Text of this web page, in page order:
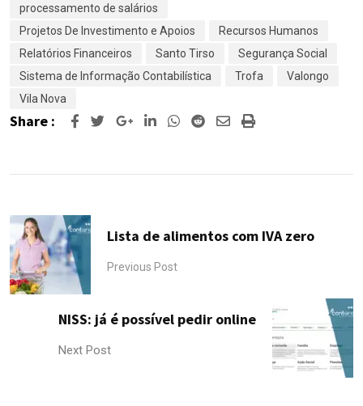
processamento de salários
Projetos De Investimento e Apoios
Recursos Humanos
Relatórios Financeiros
Santo Tirso
Segurança Social
Sistema de Informação Contabilística
Trofa
Valongo
Vila Nova
Share : Google+LinkedInWhatsapp
RedditSharePrint
Lista de alimentos com IVA zero
Previous Post
NISS: já é possível pedir online
Next Post